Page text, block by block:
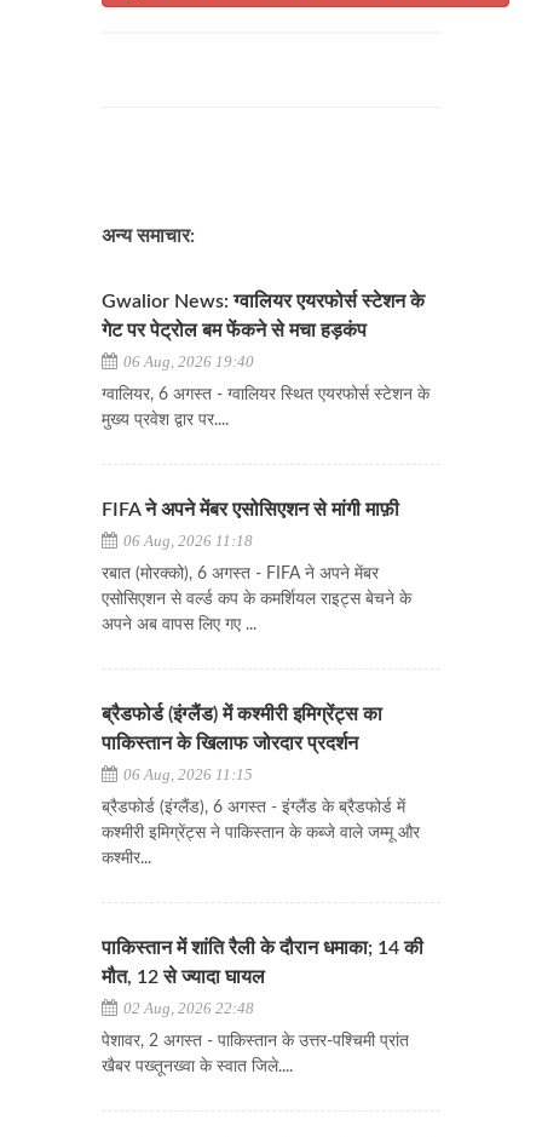
अन्य समाचार:
Gwalior News: ग्वालियर एयरफोर्स स्टेशन के
गेट पर पेट्रोल बम फेंकने से मचा हड़कंप
06 Aug, 2026 19:40
ग्वालियर, 6 अगस्त - ग्वालियर स्थित एयरफोर्स स्टेशन के
मुख्य प्रवेश द्वार पर....
FIFA ने अपने मेंबर एसोसिएशन से मांगी माफ़ी
06 Aug, 2026 11:18
रबात (मोरक्को), 6 अगस्त - FIFA ने अपने मेंबर
एसोसिएशन से वर्ल्ड कप के कमर्शियल राइट्स बेचने के
अपने अब वापस लिए गए ...
ब्रैडफोर्ड (इंग्लैंड) में कश्मीरी इमिग्रेंट्स का
पाकिस्तान के खिलाफ जोरदार प्रदर्शन
06 Aug, 2026 11:15
ब्रैडफोर्ड (इंग्लैंड), 6 अगस्त - इंग्लैंड के ब्रैडफोर्ड में
कश्मीरी इमिग्रेंट्स ने पाकिस्तान के कब्जे वाले जम्मू और
कश्मीर...
पाकिस्तान में शांति रैली के दौरान धमाका; 14 की
मौत, 12 से ज्यादा घायल
02 Aug, 2026 22:48
पेशावर, 2 अगस्त - पाकिस्तान के उत्तर-पश्चिमी प्रांत
खैबर पख्तूनख्वा के स्वात जिले....